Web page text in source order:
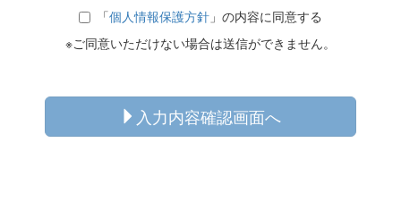
「個人情報保護方針 」の内容に同意する
※ご同意いただけない場合は送信ができません。
入力内容確認画面へ